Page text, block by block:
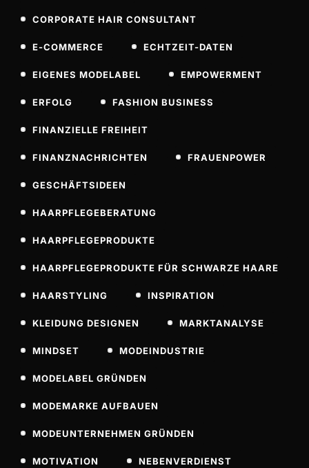
CORPORATE HAIR CONSULTANT
E-COMMERCE ECHTZEIT-DATEN
EIGENES MODELABEL EMPOWERMENT
ERFOLG FASHION BUSINESS
FINANZIELLE FREIHEIT
FINANZNACHRICHTEN FRAUENPOWER
GESCHÄFTSIDEEN
HAARPFLEGEBERATUNG
HAARPFLEGEPRODUKTE
HAARPFLEGEPRODUKTE FÜR SCHWARZE HAARE
HAARSTYLING INSPIRATION
KLEIDUNG DESIGNEN MARKTANALYSE
MINDSET MODEINDUSTRIE
MODELABEL GRÜNDEN
MODEMARKE AUFBAUEN
MODEUNTERNEHMEN GRÜNDEN
MOTIVATION NEBENVERDIENST